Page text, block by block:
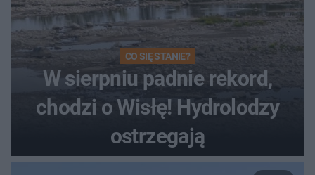
CO SIĘ STANIE?
W sierpniu padnie rekord,
chodzi o Wisłę! Hydrolodzy
ostrzegają